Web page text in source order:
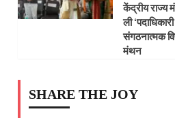
केंद्रीय राज्य
ली
संगठनात्मक
मंथन
SHARE THE JOY